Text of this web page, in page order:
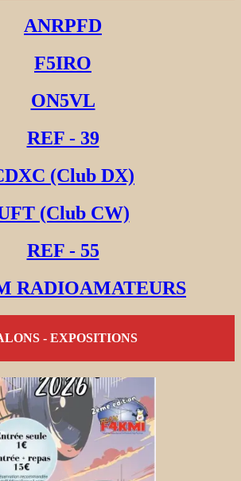
ANRPFD
F5IRO
ON5VL
REF - 39
(Club DX)
(Club CW)
REF - 55
RADIOAMATEURS
- EXPOSITIONS